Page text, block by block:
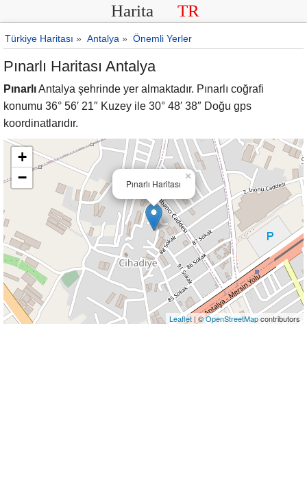
Harita TR
Türkiye Haritası » Antalya » Önemli Yerler
Pınarlı Haritası Antalya
PınarlıAntalya şehrinde yer almaktadır. Pınarlı coğrafi
konumu 36° 56′ 21″ Kuzey ile 30° 48′ 38″ Doğu gps
koordinatlarıdır.
Pınarlı Haritası
×
+
−
Leaflet | ©OpenStreetMapcontributors